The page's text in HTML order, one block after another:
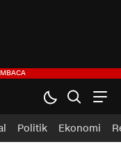
Politik Ekonomi